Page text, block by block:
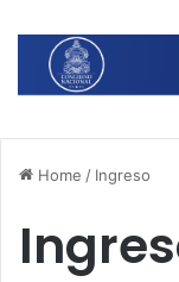
Home / Ingreso